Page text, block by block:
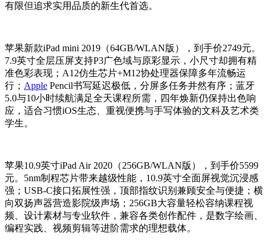
有限但追求实用品质的新生代首选。
苹果新款iPad mini 2019（64GB/WLAN版），到手价2749元。
7.9英寸全层压屏支持P3广色域与原彩显示，小尺寸却拥有精
准色彩表现；A12仿生芯片+M12协处理器保障多年流畅运
行； Apple Pencil书写延迟极低，分屏多任务井然有序；蓝牙
5.0与10小时续航满足全天课程所需，四年焕新仍保持出色响
应，适合习惯iOS生态、重视便携与手写体验的文科及艺术类
学生。
苹果10.9英寸iPad Air 2020（256GB/WLAN版），到手价5599
元。5nm制程芯片带来越级性能，10.9英寸全面屏视觉沉浸感
强；USB-C接口拓展性强，顶部指纹识别兼顾安全与便捷；横
向双扬声器营造影院级声场；256GB大容量轻松容纳课程视
频、设计素材与专业软件，兼容各类创作配件，是数字绘画、
编程实践、视频剪辑等进阶需求的理想载体。